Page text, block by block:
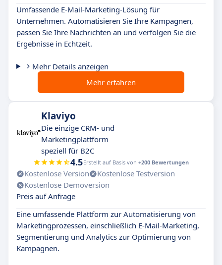
Umfassende E-Mail-Marketing-Lösung für
Unternehmen. Automatisieren Sie Ihre Kampagnen,
passen Sie Ihre Nachrichten an und verfolgen Sie die
Ergebnisse in Echtzeit.
Mehr Details anzeigen
Mehr erfahren
Klaviyo
Die einzige CRM- und
Marketingplattform
speziell für B2C
4.5Erstellt auf Basis von +200 Bewertungen
Kostenlose Version
Kostenlose Testversion
Kostenlose Demoversion
Preis auf Anfrage
Eine umfassende Plattform zur Automatisierung von
Marketingprozessen, einschließlich E-Mail-Marketing,
Segmentierung und Analytics zur Optimierung von
Kampagnen.